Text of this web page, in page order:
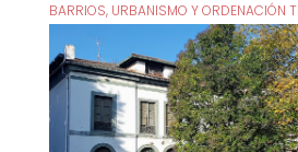
BARRIOS, URBANISMO Y ORDENACIÓN